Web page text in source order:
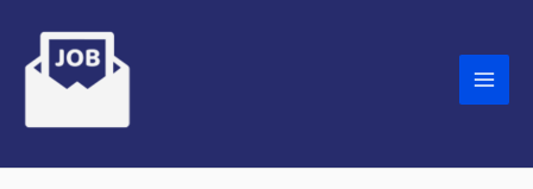
content
Main